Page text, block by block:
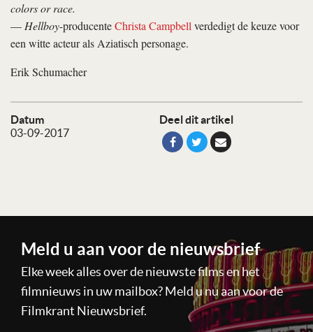
Datum
03-09-2017
Deel dit artikel
colors or race.
—Hellboy-producenteChrista Campbellverdedigt de keuze voor
een witte acteur als Aziatisch personage.
Erik Schumacher
Meld u aan voor de nieuwsbrief
Elke week alles over de nieuwste films en het
filmnieuws in uw mailbox? Meld u nu aan voor de
Filmkrant Nieuwsbrief.